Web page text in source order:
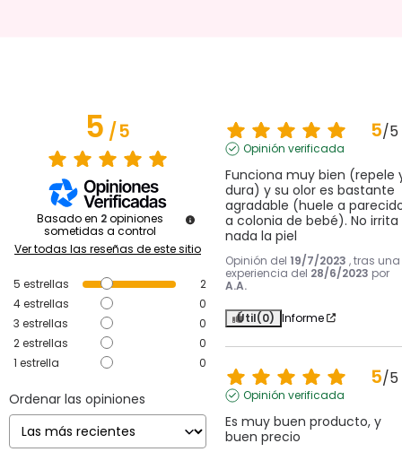
5/5
Basado en 2 opiniones
sometidas a control
Ver todas las reseñas de este sitio
5 estrellas
2
4estrellas
0
3 estrellas
0
2estrellas
0
1 estrella 0
Ordenar las opiniones
5/5
Opinión verificada
Funciona muy bien (repele
dura) y su olor es bastante
agradable (huele a
a colonia de bebé). No irrita
nada la piel
Opinión del 19/7/2023 , tras una
experiencia del 28/6/2023 por
A.A.
Útil(0) Informe
5/5
Opinión verificada
Es muy buen producto, y
buen precio